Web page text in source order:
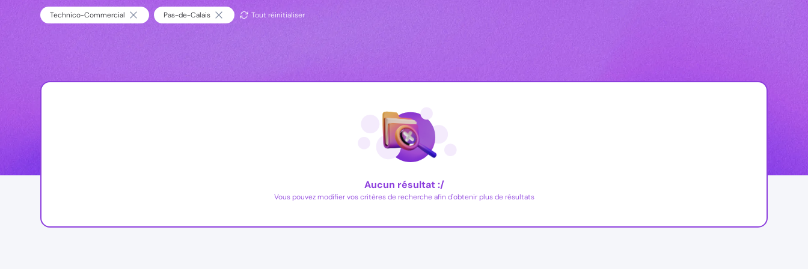
Technico-Commercial Pas-de-Calais Tout réinitialiser
Aucun résultat :/
Vous pouvez modifier vos critères de recherche afin d'obtenir plus de résultats